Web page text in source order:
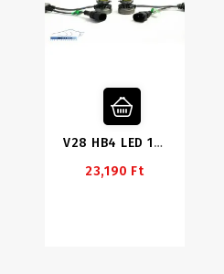
V28 HB4 LED 12-24V
23,190 Ft